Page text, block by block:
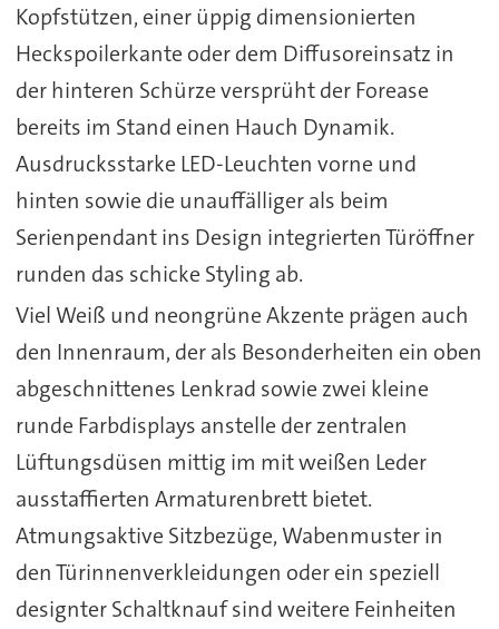
Kopfstützen, einer üppig dimensionierten
Heckspoilerkante oder dem Diffusoreinsatz in
der hinteren Schürze versprüht der Forease
bereits im Stand einen Hauch Dynamik.
Ausdrucksstarke LED-Leuchten vorne und
hinten sowie die unauffälliger als beim
Serienpendant ins Design integrierten Türöffner
runden das schicke Styling ab.
Viel Weiß und neongrüne Akzente prägen auch
den Innenraum, der als Besonderheiten ein oben
abgeschnittenes Lenkrad sowie zwei kleine
runde Farbdisplays anstelle der zentralen
Lüftungsdüsen mittig im mit weißen Leder
ausstaffierten Armaturenbrett bietet.
Atmungsaktive Sitzbezüge, Wabenmuster in
den Türinnenverkleidungen oder ein speziell
designter Schaltknauf sind weitere Feinheiten